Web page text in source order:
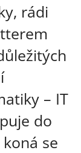
rádi
– IT
do
se